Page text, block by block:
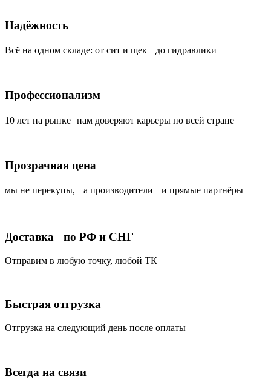
Надёжность
Всё на одном складе: от сит и щек до гидравлики
Профессионализм
10 лет на рынке нам доверяют карьеры по всей стране
Прозрачная цена
мы не перекупы, а производители и прямые партнёры
Доставка по РФ и СНГ
Отправим в любую точку, любой ТК
Быстрая отгрузка
Отгрузка на следующий день после оплаты
Всегда на связи